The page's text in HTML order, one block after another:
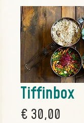
Tiffinbox
€ 30,00